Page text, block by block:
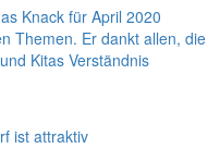
Knack für April 2020
Themen. Er dankt allen, die
Kitas Verständnis
ist attraktiv